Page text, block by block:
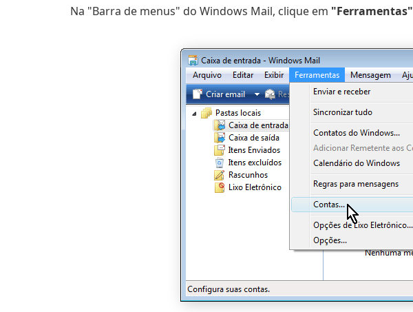
Na "Barra de menus" do Windows Mail, clique em "Ferramentas"